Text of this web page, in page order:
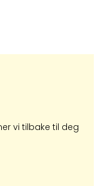
vi tilbake til deg